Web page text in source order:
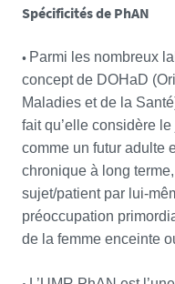
Spécificités de PhAN
• Parmi les nombreux
concept de DOHaD
Maladies et de la
fait qu’elle considère
comme un futur adulte
chronique à long
sujet/patient par lui-
préoccupation
de la femme enceinte